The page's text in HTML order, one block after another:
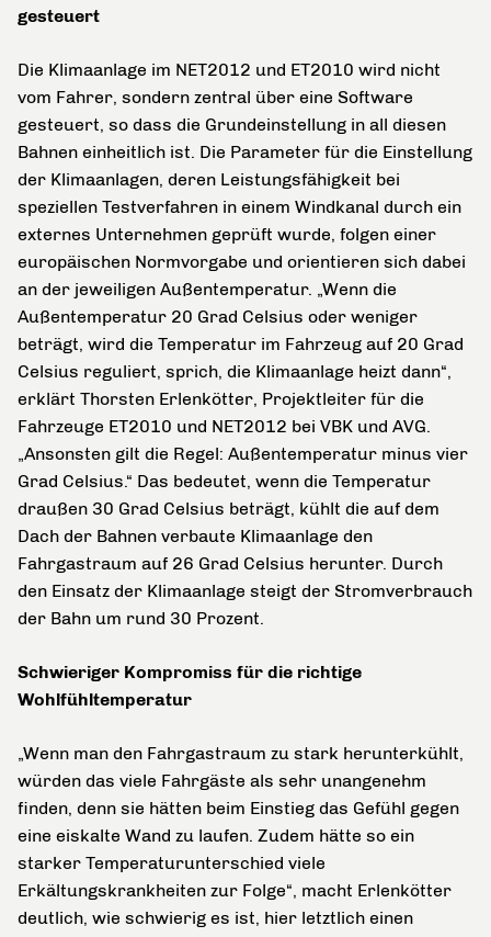
gesteuert
Die Klimaanlage im NET2012 und ET2010 wird nicht
vom Fahrer, sondern zentral über eine Software
gesteuert, so dass die Grundeinstellung in all diesen
Bahnen einheitlich ist. Die Parameter für die Einstellung
der Klimaanlagen, deren Leistungsfähigkeit bei
speziellen Testverfahren in einem Windkanal durch ein
externes Unternehmen geprüft wurde, folgen einer
europäischen Normvorgabe und orientieren sich dabei
an der jeweiligen Außentemperatur. „Wenn die
Außentemperatur 20 Grad Celsius oder weniger
beträgt, wird die Temperatur im Fahrzeug auf 20 Grad
Celsius reguliert, sprich, die Klimaanlage heizt dann“,
erklärt Thorsten Erlenkötter, Projektleiter für die
Fahrzeuge ET2010 und NET2012 bei VBK und AVG.
„Ansonsten gilt die Regel: Außentemperatur minus vier
Grad Celsius.“ Das bedeutet, wenn die Temperatur
draußen 30 Grad Celsius beträgt, kühlt die auf dem
Dach der Bahnen verbaute Klimaanlage den
Fahrgastraum auf 26 Grad Celsius herunter. Durch
den Einsatz der Klimaanlage steigt der Stromverbrauch
der Bahn um rund 30 Prozent.
Schwieriger Kompromiss für die richtige
Wohlfühltemperatur
„Wenn man den Fahrgastraum zu stark herunterkühlt,
würden das viele Fahrgäste als sehr unangenehm
finden, denn sie hätten beim Einstieg das Gefühl gegen
eine eiskalte Wand zu laufen. Zudem hätte so ein
starker Temperaturunterschied viele
Erkältungskrankheiten zur Folge“, macht Erlenkötter
deutlich, wie schwierig es ist, hier letztlich einen